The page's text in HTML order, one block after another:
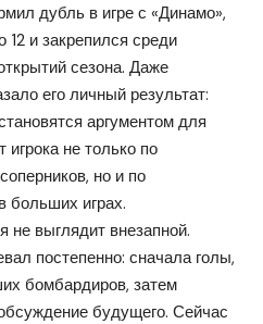
дубль в игре с «Динамо»,
12 и закрепился среди
сезона. Даже
его личный результат:
аргументом для
не только по
но и по
больших играх.
выглядит внезапной.
постепенно: сначала голы,
бомбардиров, затем
будущего. Сейчас